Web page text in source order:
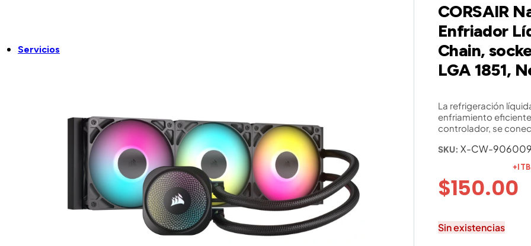
Servicios
CORSAIR
Enfriador
Chain,
LGA 1851,
La refrigeración
enfriamiento
controlador, se
SKU: X-CW-
$150.00
Sin existencias